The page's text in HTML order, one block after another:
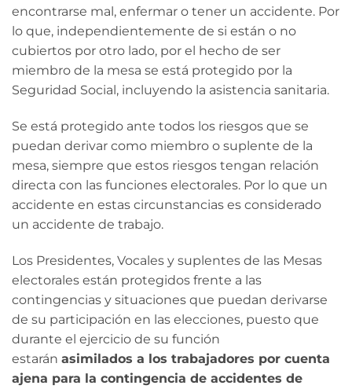
encontrarse mal, enfermar o tener un accidente. Por
lo que, independientemente de si están o no
cubiertos por otro lado, por el hecho de ser
miembro de la mesa se está protegido por la
Seguridad Social, incluyendo la asistencia sanitaria.
Se está protegido ante todos los riesgos que se
puedan derivar como miembro o suplente de la
mesa, siempre que estos riesgos tengan relación
directa con las funciones electorales. Por lo que un
accidente en estas circunstancias es considerado
un accidente de trabajo.
Los Presidentes, Vocales y suplentes de las Mesas
electorales están protegidos frente a las
contingencias y situaciones que puedan derivarse
de su participación en las elecciones, puesto que
durante el ejercicio de su función
estarán asimilados a los trabajadores por cuenta
ajena para la contingencia de accidentes de